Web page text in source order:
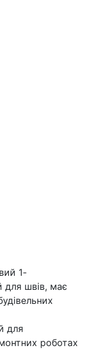
1-
для швів, має
для
роботах